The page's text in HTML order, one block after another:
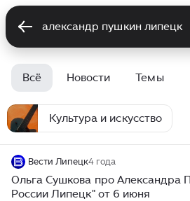
Всё Новости Темы
Культура и искусство
Вести Липецк4 года
Ольга Сушкова про Александра
России Липецк" от 6 июня